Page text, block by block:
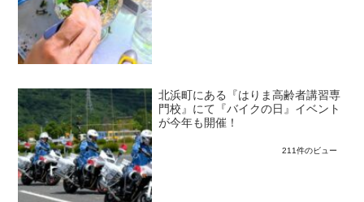
北浜町にある『はりま高齢者講習専
門校』にて『バイクの日』イベント
が今年も開催！
211件のビュー